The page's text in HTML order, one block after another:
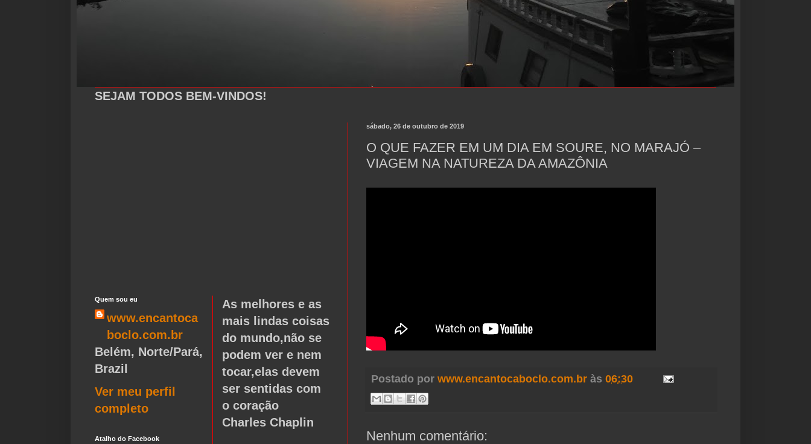
SEJAM TODOS BEM-VINDOS!
sábado, 26 de outubro de 2019
O QUE FAZER EM UM DIA EM SOURE, NO MARAJÓ –
VIAGEM NA NATUREZA DA AMAZÔNIA
Postado por www.encantocaboclo.com.br às 06:30
Nenhum comentário:
Quem sou eu
www.encantoca
boclo.com.br
Belém, Norte/Pará,
Brazil
Ver meu perfil
completo
Atalho do Facebook
As melhores e as
mais lindas coisas
do mundo,não se
podem ver e nem
tocar,elas devem
ser sentidas com
o coração
Charles Chaplin